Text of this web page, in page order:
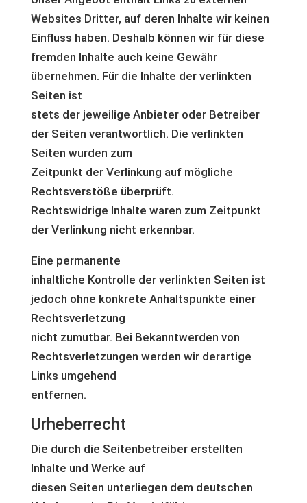
Websites Dritter, auf deren Inhalte wir keinen
Einfluss haben. Deshalb können wir für diese
fremden Inhalte auch keine Gewähr
übernehmen. Für die Inhalte der verlinkten
Seiten ist
stets der jeweilige Anbieter oder Betreiber
der Seiten verantwortlich. Die verlinkten
Seiten wurden zum
Zeitpunkt der Verlinkung auf mögliche
Rechtsverstöße überprüft.
Rechtswidrige Inhalte waren zum Zeitpunkt
der Verlinkung nicht erkennbar.
Eine permanente
inhaltliche Kontrolle der verlinkten Seiten ist
jedoch ohne konkrete Anhaltspunkte einer
Rechtsverletzung
nicht zumutbar. Bei Bekanntwerden von
Rechtsverletzungen werden wir derartige
Links umgehend
entfernen.
Urheberrecht
Die durch die Seitenbetreiber erstellten
Inhalte und Werke auf
diesen Seiten unterliegen dem deutschen